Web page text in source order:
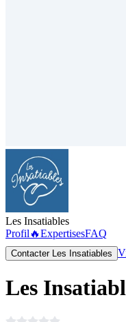
Les Insatiables
Profil 🔥ExpertisesFAQ
Contacter Les Insatiables
Les